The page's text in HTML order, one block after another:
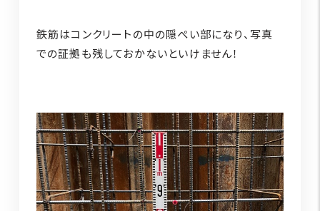
鉄筋はコンクリートの中の隠ぺい部になり、写真
での証拠も残しておかないといけません！